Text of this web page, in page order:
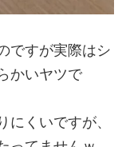
ですが実際はシ
かいヤツで
にくいですが、